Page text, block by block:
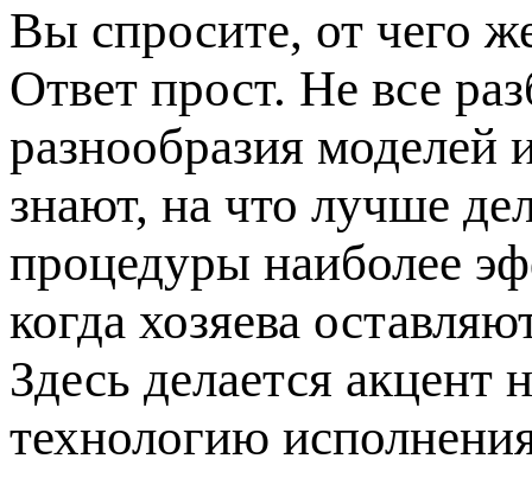
Вы спросите, от чего
Ответ прост. Не все
разнообразия моделей
знают, на что лучше
процедуры наиболее
когда хозяева
Здесь делается акцент
технологию